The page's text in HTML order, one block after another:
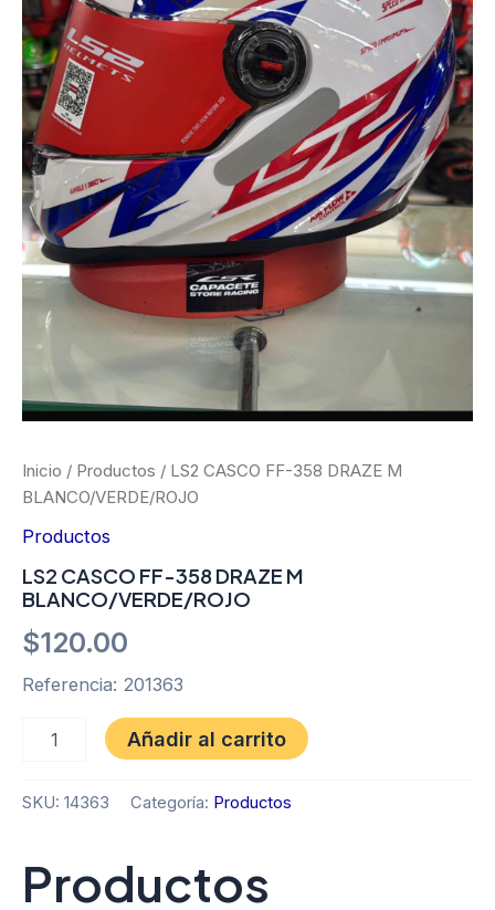
Inicio / Productos / LS2 CASCO FF-358 DRAZE M
BLANCO/VERDE/ROJO
Productos
LS2 CASCO FF-358 DRAZE M
BLANCO/VERDE/ROJO
$120.00
Referencia: 201363
Añadir al carrito
SKU: 14363 Categoría: Productos
Productos